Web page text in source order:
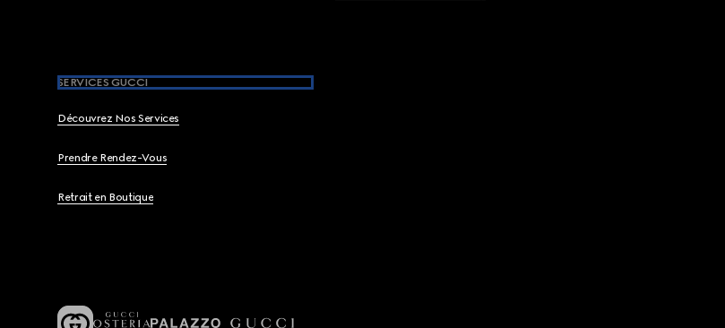
SERVICES GUCCI
Découvrez Nos Services
Prendre Rendez-Vous
Retrait en Boutique